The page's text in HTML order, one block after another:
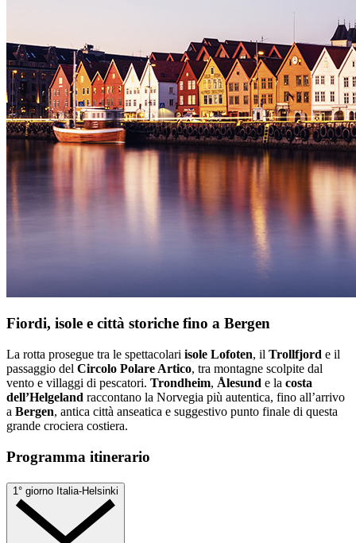
Fiordi, isole e città storiche fino a Bergen
La rotta prosegue tra le spettacolari isole Lofoten, il Trollfjord e il
passaggio del Circolo Polare Artico, tra montagne scolpite dal
vento e villaggi di pescatori. Trondheim, Ålesund e la costa
dell’Helgeland raccontano la Norvegia più autentica, fino all’arrivo
a Bergen, antica città anseatica e suggestivo punto finale di questa
grande crociera costiera.
Programma itinerario
1° giorno Italia-Helsinki